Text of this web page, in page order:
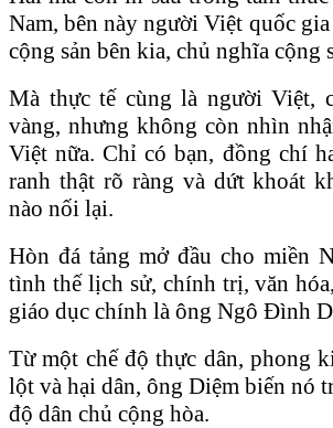
Nam, bên này người Việt quốc
cộng sản bên kia, chủ nghĩa cộng
Mà thực tế cùng là người Việt,
vàng, nhưng không còn nhìn
Việt nữa. Chỉ có bạn, đồng chí
ranh thật rõ ràng và dứt khoát
nào nối lại.
Hòn đá tảng mở đầu cho miền
tình thế lịch sử, chính trị, văn
giáo dục chính là ông Ngô Đình
Từ một chế độ thực dân, phong
lột và hại dân, ông Diệm biến nó
độ dân chủ cộng hòa.